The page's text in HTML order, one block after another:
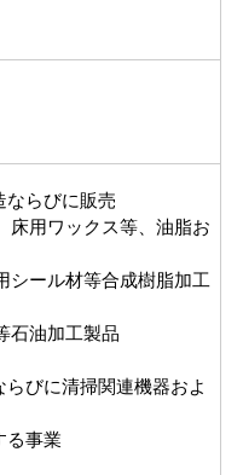
ならびに販売
用ワックス等、油脂お
ール材等合成樹脂加工
石油加工製品
らびに清掃関連機器およ
る事業